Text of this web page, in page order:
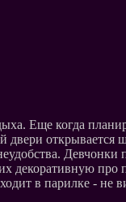
Еще когда
двери
декоративную
в парилке -